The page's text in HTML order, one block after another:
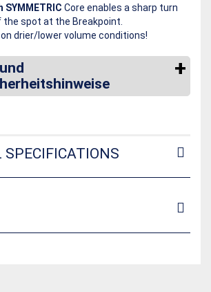
SYMMETRIC Core enables a sharp turn
the spot at the Breakpoint.
on drier/lower volume conditions!
SPECIFICATIONS